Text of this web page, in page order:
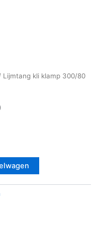
Lijmtang kli klamp 300/80